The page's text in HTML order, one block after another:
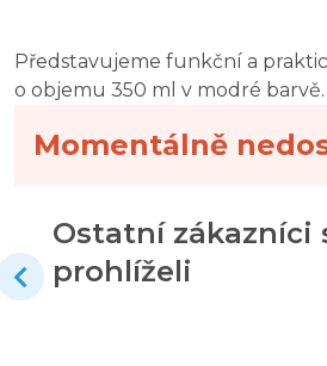
Představujeme funkční a
o objemu 350 ml v modré barvě.
Momentálně
Ostatní zákazníci
prohlíželi